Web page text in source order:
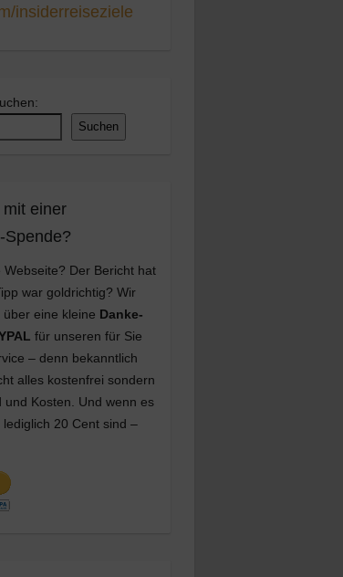
insiderreiseziele
Suchen
einer
Spende?
Webseite? Der Bericht hat
war goldrichtig? Wir
eine kleine Danke-
für unseren für Sie
– denn bekanntlich
alles kostenfrei sondern
und Kosten. Und wenn es
20 Cent sind –